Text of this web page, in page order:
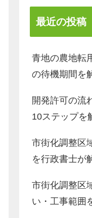
最近の投稿
青地の農地転
の待機期間を
開発許可の流
10ステップを
市街化調整区
を行政書士が
市街化調整区
い・工事範囲